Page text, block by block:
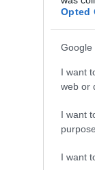
Opted
Google
I want
web or
I want
I want
által leszállított,